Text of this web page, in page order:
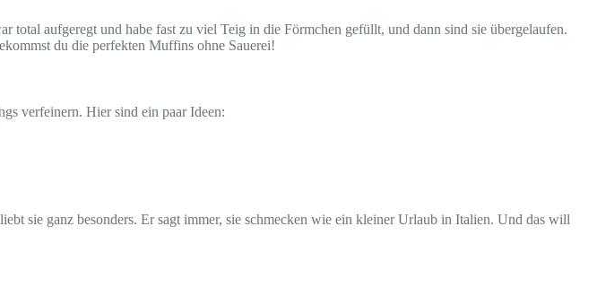
aufgeregt und habe fast zu viel Teig in die Förmchen gefüllt, und dann sind sie übergelaufen.
du die perfekten Muffins ohne Sauerei!
verfeinern. Hier sind ein paar Ideen:
sie ganz besonders. Er sagt immer, sie schmecken wie ein kleiner Urlaub in Italien. Und das will